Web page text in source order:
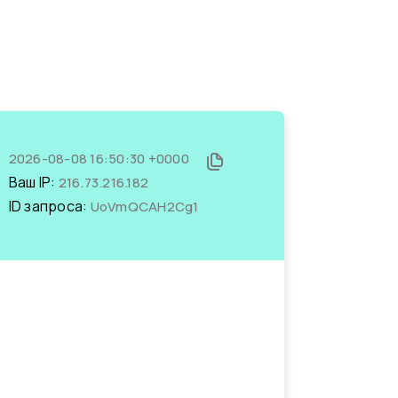
2026-08-08 16:50:30 +0000
Ваш IP: 216.73.216.182
ID запроса: UoVmQCAH2Cg1